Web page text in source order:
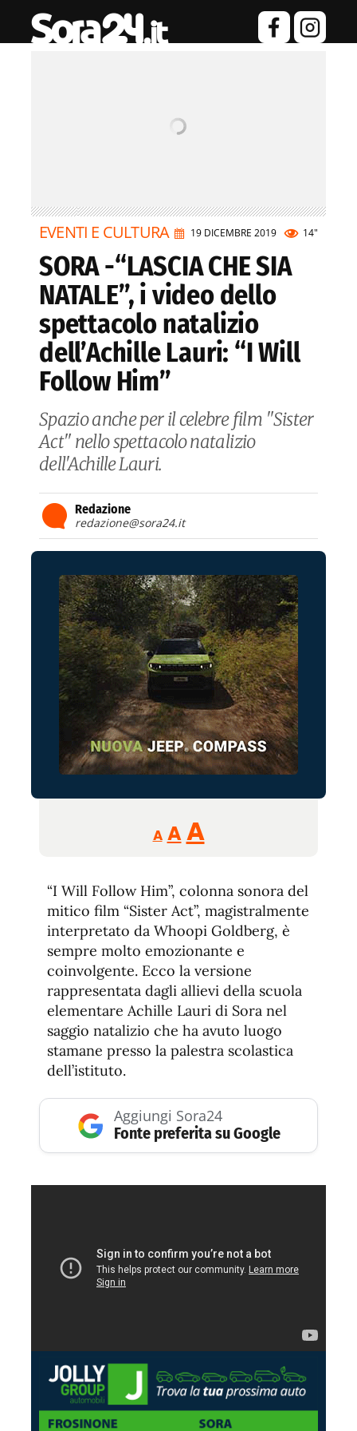
19 DICEMBRE 2019 14"
EVENTI E CULTURA
SORA -“LASCIA CHE SIA
NATALE”, i video dello
spettacolo natalizio
dell’Achille Lauri: “I Will
Follow Him”
Spazio anche per il celebre film "Sister
Act" nello spettacolo natalizio
dell'Achille Lauri.
Redazione
redazione@sora24.it
A
Reducir
tamaño
A Restablecer
tamaño
de
fuente
AAumentar
de
fuente.
“I Will Follow Him”, colonna sonora del
mitico film “Sister Act”, magistralmente
interpretato da Whoopi Goldberg, è
sempre molto emozionante e
coinvolgente. Ecco la versione
rappresentata dagli allievi della scuola
elementare Achille Lauri di Sora nel
saggio natalizio che ha avuto luogo
stamane presso la palestra scolastica
dell’istituto.
Aggiungi Sora24
Fonte preferita su Google